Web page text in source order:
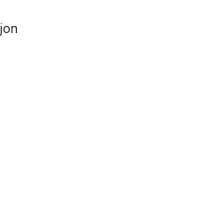
på koppene er hentet fra
Mummitrollet og hans venner
det ordinære sortimentet,
kopper i et begrenset opplag.